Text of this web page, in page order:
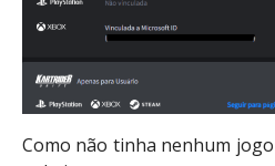
Como não tinha nenhum